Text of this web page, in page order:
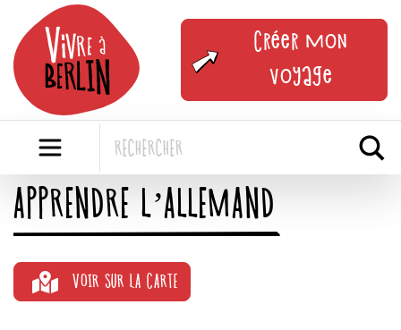
content
Créer mon
voyage
APPRENDRE L’ALLEMAND
VOIR SUR LA CARTE